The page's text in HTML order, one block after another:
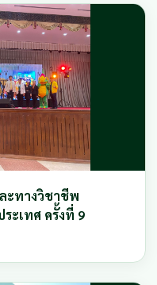
ะทางวิชาชีพ
ะเทศ ครั้งที่ 9